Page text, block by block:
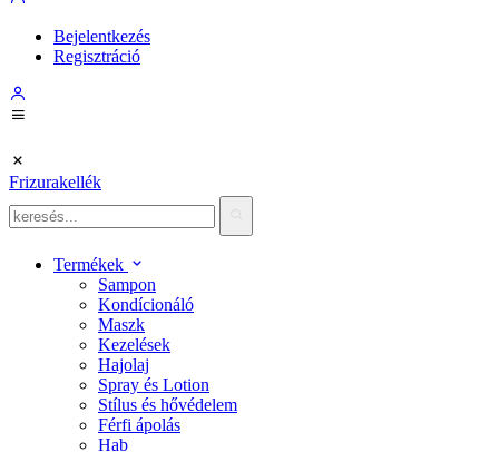
Bejelentkezés
Regisztráció
Frizurakellék
Termékek
Sampon
Kondícionáló
Maszk
Kezelések
Hajolaj
Spray és Lotion
Stílus és hővédelem
Férfi ápolás
Hab